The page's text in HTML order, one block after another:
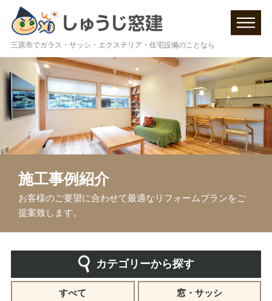
三原市でガラス・サッシ・エクステリア・住宅設備のことなら
施工事例紹介
お客様のご要望に合わせて最適なリフォームプランをご
提案致します。
カテゴリーから探す
すべて 窓・サッシ